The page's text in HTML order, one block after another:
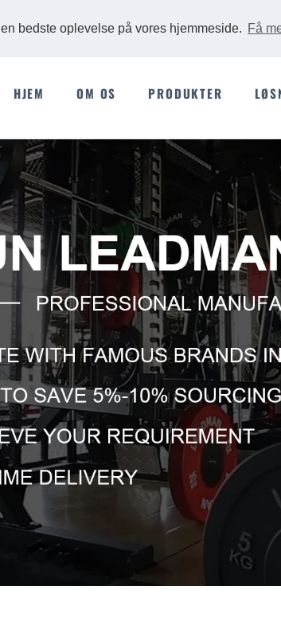
bedste oplevelse på vores hjemmeside. Få
HJEM OM OS PRODUKTER